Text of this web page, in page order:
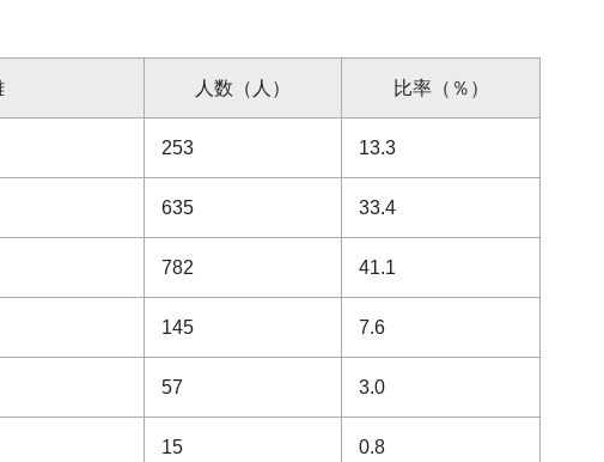
人数（人） 比率（％）
253 13.3
635 33.4
782 41.1
145 7.6
57 3.0
15 0.8